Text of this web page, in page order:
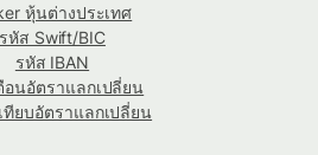
หุ้นต่างประเทศ
รหัส Swift/BIC
รหัส IBAN
อนอัตราแลกเปลี่ยน
ทียบอัตราแลกเปลี่ยน